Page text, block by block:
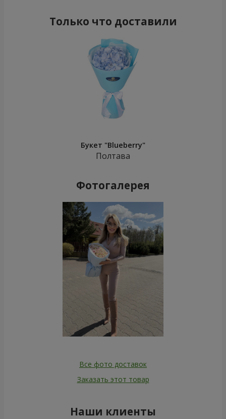
Только что доставили
Букет "Blueberry"
Полтава
Фотогалерея
Все фото доставок
Заказать этот товар
Наши клиенты